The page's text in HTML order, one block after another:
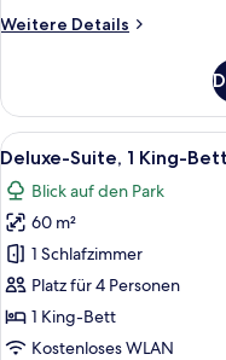
anzeigen
Weitere Details
Weitere
Suite,
1 King-
Bett,
Meerblick
Alle
Fotos
für
Deluxe-
Suite,
1 King-
Bett,
Nichtraucher,
5
Deluxe-Suite, 1 King-
Blick auf den Park
60 m²
1 Schlafzimmer
Platz für 4 Personen
1 King-Bett
Kostenloses WLAN